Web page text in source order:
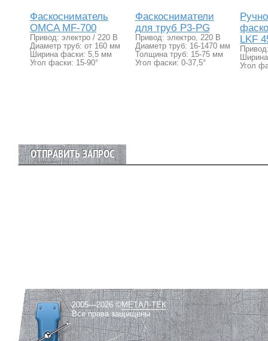
Фаскосниматель
OMCA MF-700
Привод: электро / 220 В
Диаметр труб: от 160 мм
Ширина фаски: 5,5 мм
Угол фаски: 15-90°
Фаскосниматели
для труб P3-PG
Привод: электро, 220 В
Диаметр труб: 16-1470 мм
Толщина труб: 15-75 мм
Угол фаски: 0-37,5°
LKF
Угол
ОТПРАВИТЬ ЗАПРОС
2005—2026 ©МЕТАЛ-ТЕК
Все права защищены